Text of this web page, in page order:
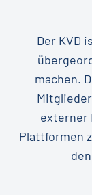
Der KVD
machen.
externer
Plattformen